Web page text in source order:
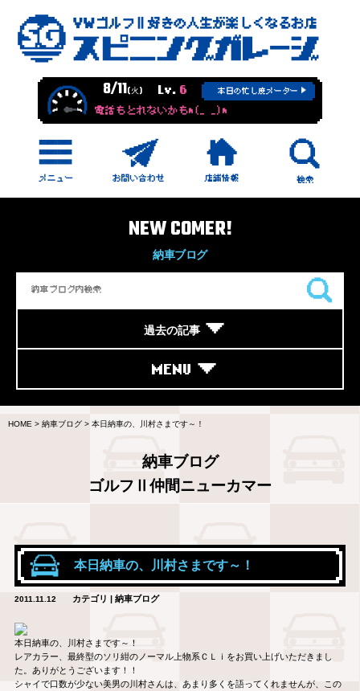
8/11(火) Lv. 6 本日の忙し度メーター
電話もとれないかもm(_ _)m
NEW COMER!
納車ブログ
過去の記事
MENU
HOME > 納車ブログ > 本日納車の、川村さまです～！
納車ブログ
ゴルフⅡ仲間ニューカマー
本日納車の、川村さまです～！
2011.11.12 カテゴリ | 納車ブログ
本日納車の、川村さまです～！
レアカラー、最終型のソリ紺のノーマル上物系ＣＬｉをお買い上げいただきまし
た。ありがとうございます！！
シャイで口数が少ない美男の川村さんは、あまり多くを語ってくれませんが、この